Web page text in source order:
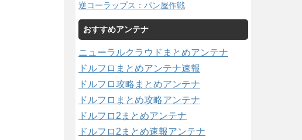
逆コーラップス：パン屋作戦
おすすめアンテナ
ニューラルクラウドまとめアンテナ
ドルフロまとめアンテナ速報
ドルフロ攻略まとめアンテナ
ドルフロまとめ攻略アンテナ
ドルフロ2まとめアンテナ
ドルフロ2まとめ速報アンテナ